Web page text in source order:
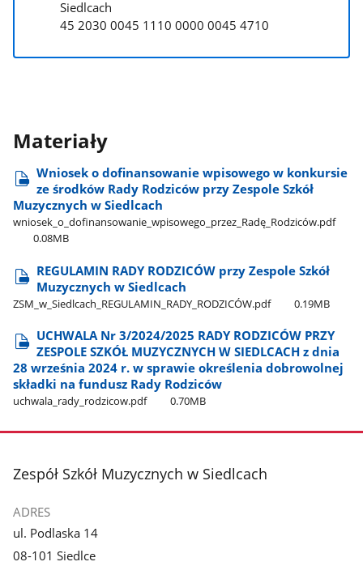
Siedlcach
45 2030 0045 1110 0000 0045 4710
Materiały
Wniosek o dofinansowanie wpisowego w konkursie
ze środków Rady Rodziców przy Zespole Szkół
Muzycznych w Siedlcach
wniosek​_o​_dofinansowanie​_wpisowego​_przez​_Radę​_Rodziców.pdf
0.08MB
REGULAMIN RADY RODZICÓW przy Zespole Szkół
Muzycznych w Siedlcach
ZSM​_w​_Siedlcach​_REGULAMIN​_RADY​_RODZICÓW.pdf 0.19MB
UCHWALA Nr 3/2024/2025 RADY RODZICÓW PRZY
ZESPOLE SZKÓŁ MUZYCZNYCH W SIEDLCACH z dnia
28 września 2024 r. w sprawie określenia dobrowolnej
składki na fundusz Rady Rodziców
uchwala​_rady​_rodzicow.pdf 0.70MB
stopka
Zespół Szkół Muzycznych w Siedlcach
ADRES
ul. Podlaska 14
08-101 Siedlce